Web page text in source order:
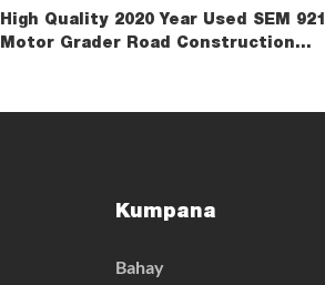
High Quality 2020 Year Used SEM 921
Motor Grader Road Construction
Kumpana
Bahay